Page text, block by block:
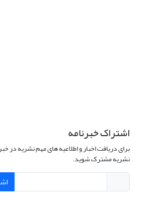
اشتراک خبرنامه
برای دریافت اخبار و اطلاعیه های مهم نشریه در
نشریه مشترک شوید.